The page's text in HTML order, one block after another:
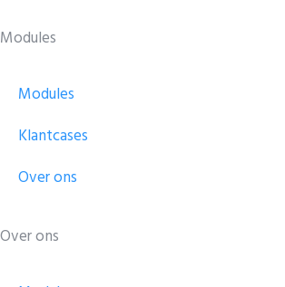
Modules
Modules
Klantcases
Over ons
Over ons